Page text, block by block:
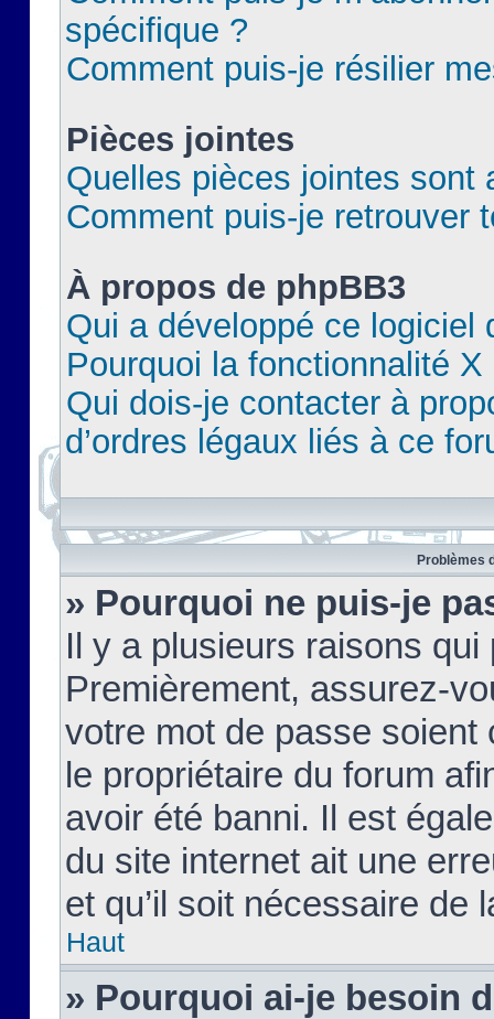
spécifique ?
Comment puis-je résilier
Pièces jointes
Quelles pièces jointes sont
Comment puis-je retrouver
À propos de phpBB3
Qui a développé ce logiciel
Pourquoi la fonctionnalité X
Qui dois-je contacter à
d’ordres légaux liés à ce
Problèmes
» Pourquoi ne puis-je
Il y a plusieurs raisons
Premièrement, assurez-
votre mot de passe soient
le propriétaire du forum
avoir été banni. Il est
du site internet ait une
et qu’il soit nécessaire de
Haut
» Pourquoi ai-je besoin